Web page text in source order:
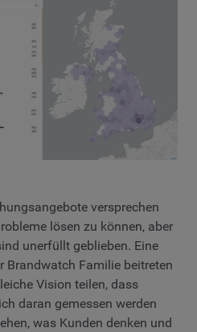
versprechen
lösen zu können, aber
unerfüllt geblieben. Eine
Brandwatch Familie beitreten
Vision teilen, dass
daran gemessen werden
was Kunden denken und